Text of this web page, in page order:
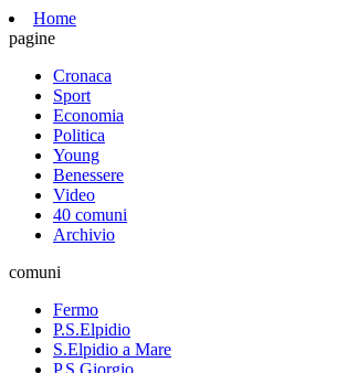
Home
pagine
Cronaca
Sport
Economia
Politica
Young
Benessere
Video
40 comuni
Archivio
comuni
Fermo
P.S.Elpidio
S.Elpidio a Mare
P.S.Giorgio